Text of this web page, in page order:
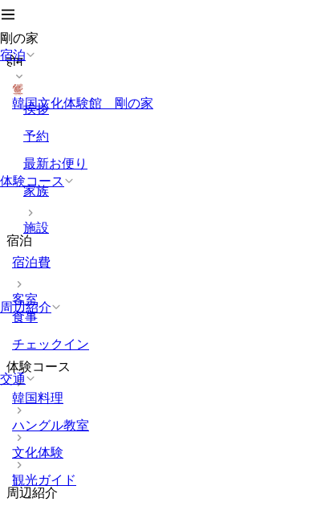
剛の家
宿泊
体験コース
周辺紹介
交通
होम
韓国文化体験館 剛の家
挨拶
予約
最新お便り
家族
施設
宿泊
宿泊費
客室
食事
チェックイン
体験コース
韓国料理
ハングル教室
文化体験
観光ガイド
周辺紹介